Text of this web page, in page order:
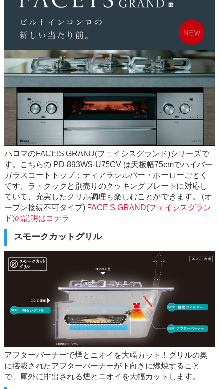
パロマのFACEIS GRAND(フェイシスグランド)シリーズで
す。こちらの PD-893WS-U75CV は天板幅75cmでハイパー
ガラスコートトップ：ティアラシルバー・ホーローごとく
です。ラ・クックと別売りのクッキングプレートに対応し
ていて、充実したグリル調理も楽しむことができます。 (オ
ーブン接続不可タイプ) FACEIS GRAND(フェイシスグラン
ド)の説明はコチラ
スモークカットグリル
アフターバーナーで煙とニオイを大幅カット！グリルの奥
に搭載されたアフターバーナーが下向きに燃焼すること
で、庫外に排出される煙とニオイを大幅カットします。